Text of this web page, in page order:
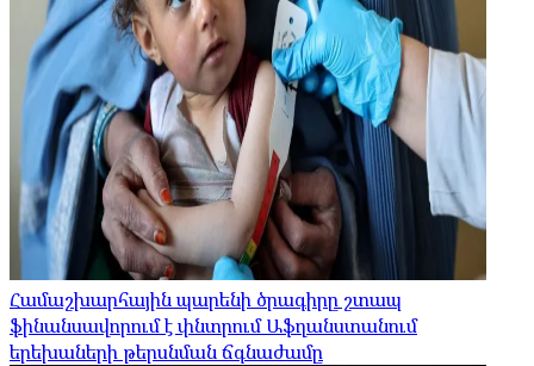
Համաշխարհային պարենի ծրագիրը շտապ
ֆինանսավորում է փնտրում Աֆղանստանում
երեխաների թերսնման ճգնաժամը